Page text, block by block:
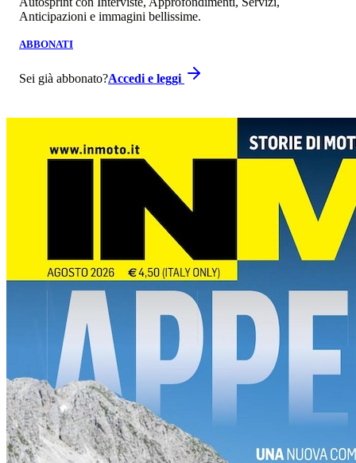
Anticipazioni e immagini bellissime.
ABBONATI
Sei già abbonato?Accedi e leggi